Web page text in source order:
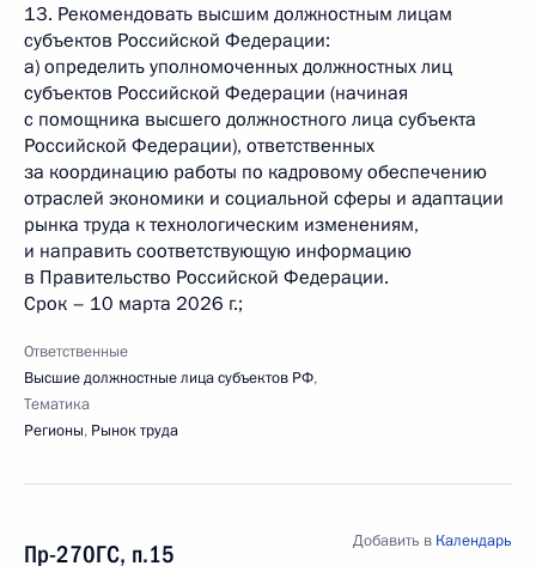
13. Рекомендовать высшим должностным лицам
субъектов Российской Федерации:
а) определить уполномоченных должностных лиц
субъектов Российской Федерации (начиная
с помощника высшего должностного лица субъекта
Российской Федерации), ответственных
за координацию работы по кадровому обеспечению
отраслей экономики и социальной сферы и адаптации
рынка труда к технологическим изменениям,
и направить соответствующую информацию
в Правительство Российской Федерации.
Срок – 10 марта 2026 г.;
Ответственные
Высшие должностные лица субъектов РФ,
Тематика
Регионы, Рынок труда
Пр-270ГС, п.15
Добавить в Календарь